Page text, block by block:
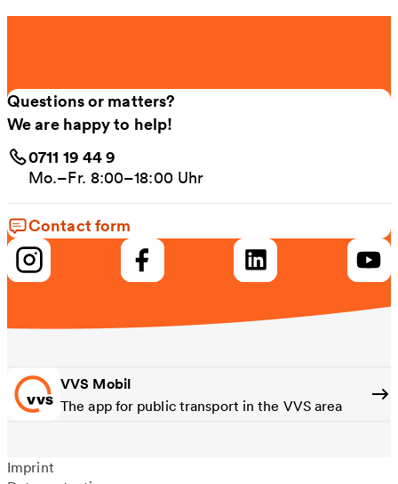
Questions or matters?
We are happy to help!
0711 19 44 9
Mo.–Fr. 8:00–18:00 Uhr
Contact form
VVS Mobil
The app for public transport in the VVS area
Imprint